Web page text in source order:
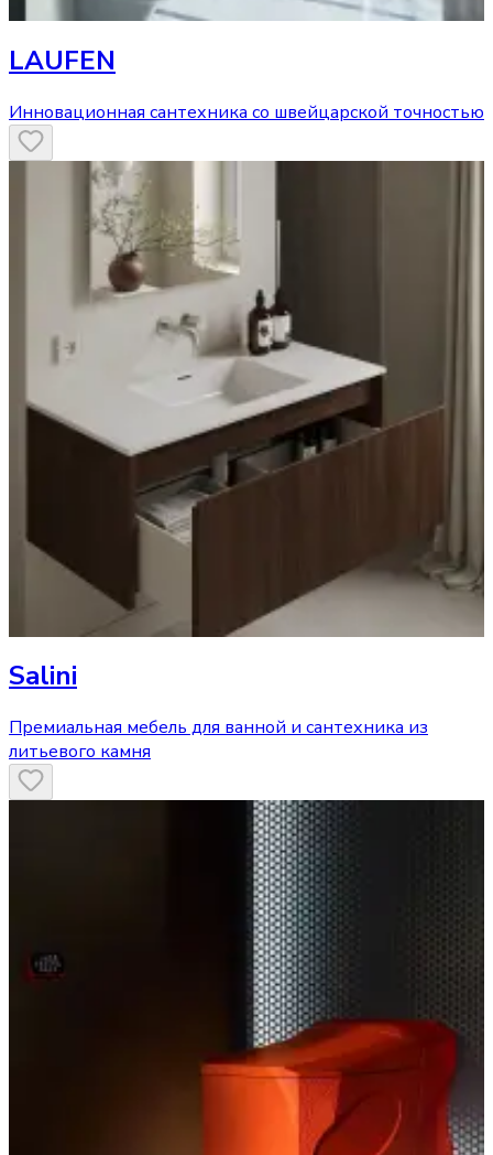
LAUFEN
Инновационная сантехника со швейцарской точностью
Salini
Премиальная мебель для ванной и сантехника из
литьевого камня